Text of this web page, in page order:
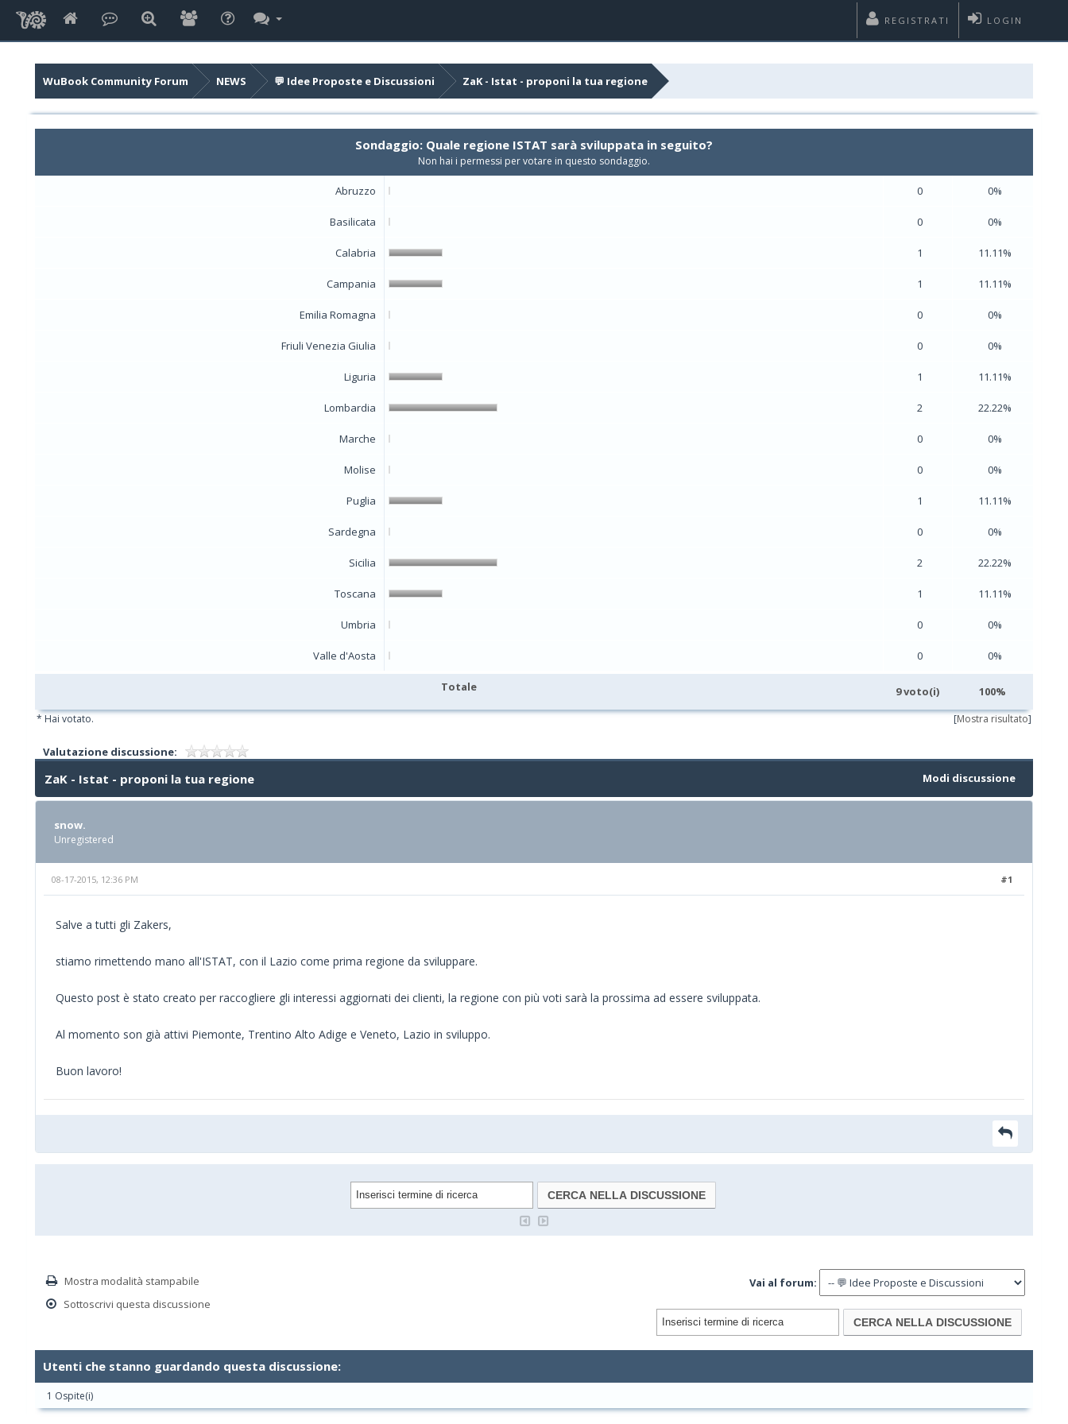
LOGIN
REGISTRATI
WuBook Community Forum NEWS 💬 Idee Proposte e Discussioni ZaK - Istat - proponi la tua regione
Sondaggio: Quale regione ISTAT sarà sviluppata in seguito?
Non hai i permessi per votare in questo sondaggio.
Abruzzo 0 0%
Basilicata 0 0%
Calabria 1 11.11%
Campania 1 11.11%
Emilia Romagna 0 0%
Friuli Venezia Giulia 0 0%
Liguria 1 11.11%
Lombardia 2 22.22%
Marche 0 0%
Molise 0 0%
Puglia 1 11.11%
Sardegna 0 0%
Sicilia 2 22.22%
Toscana 1 11.11%
Umbria 0 0%
Valle d'Aosta 0 0%
Totale 9 voto(i) 100%
* Hai votato. [Mostra risultato]
Valutazione discussione:
Modi discussione
ZaK - Istat - proponi la tua regione
snow.
Unregistered
#1
08-17-2015, 12:36 PM
Salve a tutti gli Zakers,
stiamo rimettendo mano all'ISTAT, con il Lazio come prima regione da sviluppare.
Questo post è stato creato per raccogliere gli interessi aggiornati dei clienti, la regione con più voti sarà la prossima ad essere sviluppata.
Al momento son già attivi Piemonte, Trentino Alto Adige e Veneto, Lazio in sviluppo.
Buon lavoro!
Mostra modalità stampabile
Sottoscrivi questa discussione
Vai al forum:
Utenti che stanno guardando questa discussione:
1 Ospite(i)